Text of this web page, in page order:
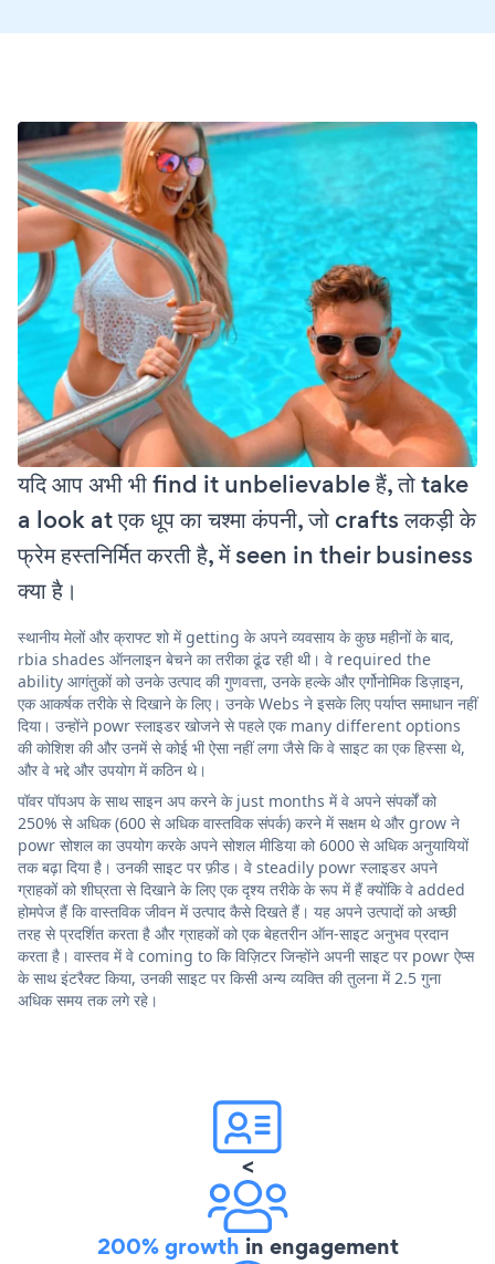
यदि आप अभी भी find it unbelievable हैं, तो take
a look at एक धूप का चश्मा कंपनी, जो crafts लकड़ी के
फ्रेम हस्तनिर्मित करती है, में seen in their business
क्या है।
स्थानीय मेलों और क्राफ्ट शो में getting के अपने व्यवसाय के कुछ महीनों के बाद,
rbia shades ऑनलाइन बेचने का तरीका ढूंढ रही थी। वे required the
ability आगंतुकों को उनके उत्पाद की गुणवत्ता, उनके हल्के और एर्गोनोमिक डिज़ाइन,
एक आकर्षक तरीके से दिखाने के लिए। उनके Webs ने इसके लिए पर्याप्त समाधान नहीं
दिया। उन्होंने powr स्लाइडर खोजने से पहले एक many different options
की कोशिश की और उनमें से कोई भी ऐसा नहीं लगा जैसे कि वे साइट का एक हिस्सा थे,
और वे भद्दे और उपयोग में कठिन थे।
पॉवर पॉपअप के साथ साइन अप करने के just months में वे अपने संपर्कों को
250% से अधिक (600 से अधिक वास्तविक संपर्क) करने में सक्षम थे और grow ने
powr सोशल का उपयोग करके अपने सोशल मीडिया को 6000 से अधिक अनुयायियों
तक बढ़ा दिया है। उनकी साइट पर फ़ीड। वे steadily powr स्लाइडर अपने
ग्राहकों को शीघ्रता से दिखाने के लिए एक दृश्य तरीके के रूप में हैं क्योंकि वे added
होमपेज हैं कि वास्तविक जीवन में उत्पाद कैसे दिखते हैं। यह अपने उत्पादों को अच्छी
तरह से प्रदर्शित करता है और ग्राहकों को एक बेहतरीन ऑन-साइट अनुभव प्रदान
करता है। वास्तव में वे coming to कि विज़िटर जिन्होंने अपनी साइट पर powr ऐप्स
के साथ इंटरैक्ट किया, उनकी साइट पर किसी अन्य व्यक्ति की तुलना में 2.5 गुना
अधिक समय तक लगे रहे।
<
200% growth in engagement